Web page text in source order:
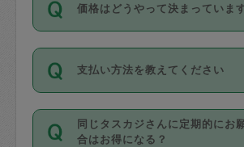
超えて依頼したい場合は、延
利用ください。機能をご利用
の上事前申請することが必要
お、3時間を下回っても、値
いません。
価格はどうやって決まっていま
11種類の価格帯の中からタス
身が価格を選んで設定していま
タスカジさんの価格設定には
があり、レビュー件数、レビ
値、などで除々に設定可能な
支払い方法を教えてください
お支払方法はクレジットカー
Master／JCB／AMERICAN
同じタスカジさんに定期的にお
合はお得になる？